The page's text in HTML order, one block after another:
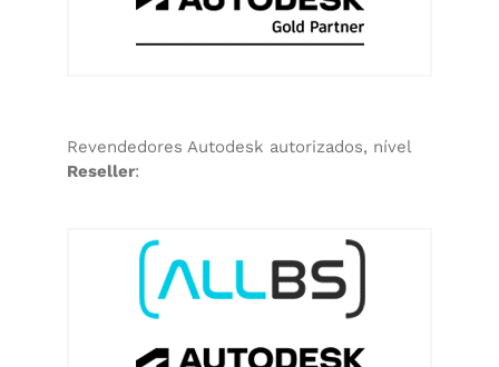
Revendedores Autodesk autorizados, nível
Reseller: